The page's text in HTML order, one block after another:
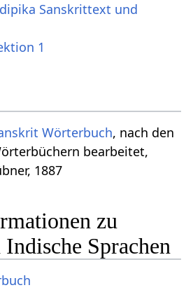
Sanskrittext und
1
Wörterbuch, nach den
bearbeitet,
1887
zu
Sprachen